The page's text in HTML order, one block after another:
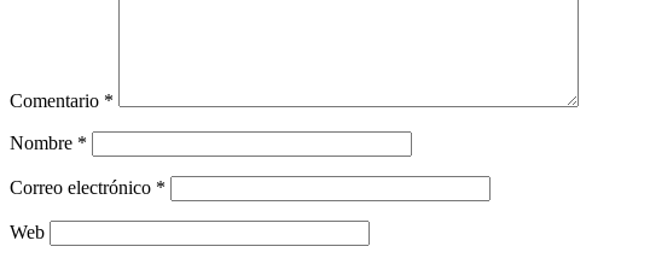
Comentario *
Nombre *
Correo electrónico *
Web